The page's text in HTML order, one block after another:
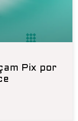
Pix por